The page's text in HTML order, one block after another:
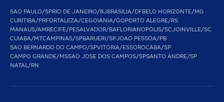
SAO PAULO/SPRIO DE JANEIRO/RJBRASILIA/DFBELO HORIZONTE/MG
CURITIBA/PRFORTALEZA/CEGOIANIA/GOPORTO ALEGRE/RS
MANAUS/AMRECIFE/PESALVADOR/BAFLORIANOPOLIS/SCJOINVILLE/SC
CUIABA/MTCAMPINAS/SPBARUERI/SPJOAO PESSOA/PB
SAO BERNARDO DO CAMPO/SPVITORIA/ESSOROCABA/SP
CAMPO GRANDE/MSSAO JOSE DOS CAMPOS/SPSANTO ANDRE/SP
NATAL/RN